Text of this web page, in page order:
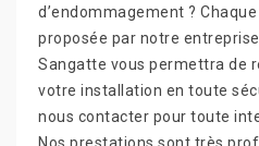
d’endommagement ?
proposée par notre
Sangatte vous permettra de
votre installation en toute
nous contacter pour toute
Nos prestations sont très